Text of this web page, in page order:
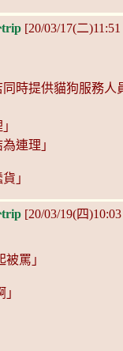
trip [20/03/17(二
同時提供貓狗服務
連理」
」
trip [20/03/19(四
罵」